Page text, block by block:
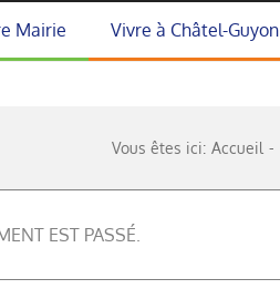
Mairie Vivre à Châtel-Guyon
Vous êtes ici: Accueil
EST PASSÉ.